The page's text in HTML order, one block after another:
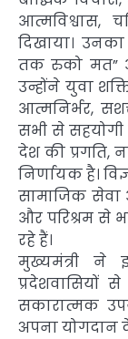
आत्मविश्वास,
दिखाया।
तक रुको मत”
उन्होंने युवा
आत्मनिर्भर,
सभी से सहयोगी
देश की प्रगति,
निर्णायक है।
सामाजिक सेवा
और परिश्रम से
रहे हैं।
मुख्यमंत्री ने
प्रदेशवासियों
सकारात्मक
अपना